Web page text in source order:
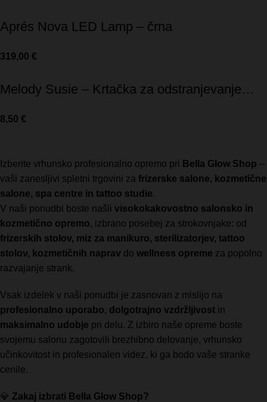
Aprés Nova LED Lamp – črna
319,00 €
Melody Susie – Krtačka za odstranjevanje
8,50 €
Izberite vrhunsko profesionalno opremo pri Bella Glow Shop –
vaši zanesljivi spletni trgovini za frizerske salone, kozmetične
salone, spa centre in tattoo studie.
V naši ponudbi boste našli visokokakovostno salonsko in
kozmetično opremo, izbrano posebej za strokovnjake: od
frizerskih stolov, miz za manikuro, sterilizatorjev, tattoo
stolov, kozmetičnih naprav do wellness opreme za popolno
razvajanje strank.
Vsak izdelek v naši ponudbi je zasnovan z mislijo na
profesionalno uporabo, dolgotrajno vzdržljivost in
maksimalno udobje pri delu. Z izbiro naše opreme boste
svojemu salonu zagotovili brezhibno delovanje, vrhunsko
učinkovitost in profesionalen videz, ki ga bodo vaše stranke
cenile.
💎 Zakaj izbrati Bella Glow Shop?